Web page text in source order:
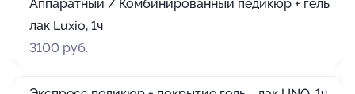
Аппаратный / Комбинированный педикюр + гель
лак Luxio, 1ч
3100 руб.